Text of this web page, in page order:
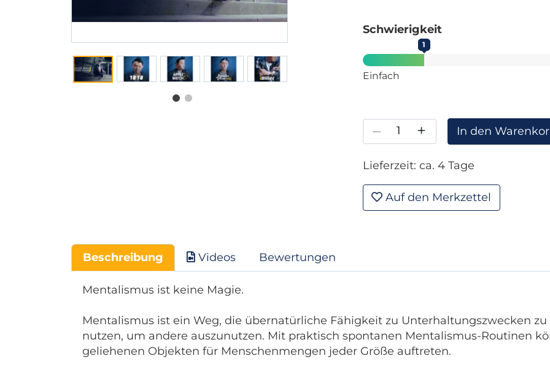
Schwierigkeit
1
Einfach
– + In den
Lieferzeit: ca. 4 Tage
Auf den Merkzettel
Beschreibung Videos Bewertungen
Mentalismus ist keine Magie.
Mentalismus ist ein Weg, die übernatürliche Fähigkeit zu Unterhaltungszwecken
nutzen, um andere auszunutzen. Mit praktisch spontanen Mentalismus-Routinen
geliehenen Objekten für Menschenmengen jeder Größe auftreten.